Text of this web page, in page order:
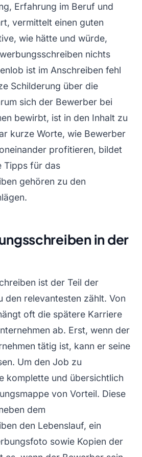
Erfahrung im Beruf und
vermittelt einen guten
wie hätte und würde,
nichts
ist im Anschreiben fehl
Schilderung über die
sich der Bewerber bei
bewirbt, ist in den Inhalt zu
kurze Worte, wie Bewerber
profitieren, bildet
Tipps für das
gehören zu den
in der
ist der Teil der
den relevantesten zählt. Von
oft die spätere Karriere
ab. Erst, wenn der
tätig ist, kann er seine
Um den Job zu
komplette und übersichtlich
von Vorteil. Diese
dem
den Lebenslauf, ein
sowie Kopien der